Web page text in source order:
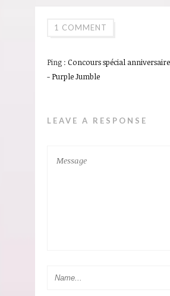
1 COMMENT
Ping : Concours spécial
- Purple Jumble
LEAVE A RESPONSE